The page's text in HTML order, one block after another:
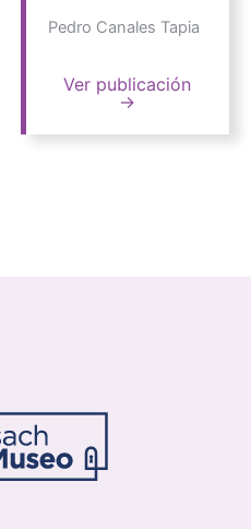
Pedro Canales Tapia
Ver publicación
→